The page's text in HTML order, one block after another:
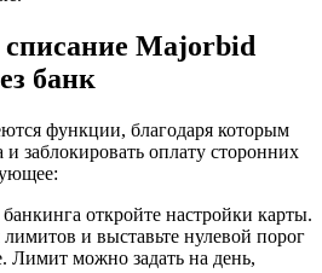
списание Majorbid
банк
функции, благодаря которым
заблокировать оплату сторонних
откройте настройки карты.
и выставьте нулевой порог
Лимит можно задать на день,